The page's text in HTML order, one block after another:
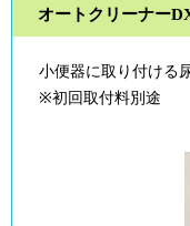
オートクリーナー
小便器に取り付ける
※初回取付料別途